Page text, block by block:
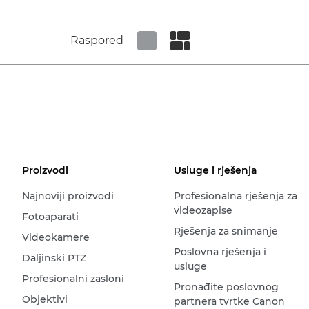
Raspored
Proizvodi
Najnoviji proizvodi
Fotoaparati
Videokamere
Daljinski PTZ
Profesionalni zasloni
Objektivi
Usluge i rješenja
Profesionalna rješenja za
videozapise
Rješenja za snimanje
Poslovna rješenja i
usluge
Pronađite poslovnog
partnera tvrtke Canon